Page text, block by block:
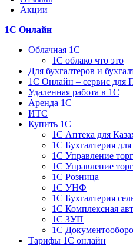
Акции
1С Онлайн
Облачная 1С
1C облако что это
Для бухгалтеров и
1C Онлайн – сервис для
Удаленная работа в 1С
Аренда 1С
ИТС
Купить 1С
1С Аптека для
1С Бухгалтерия для
1С Управление
1С Управление
1С Розница
1С УНФ
1С Бухгалтерия
1С Комплексная
1С ЗУП
1С
Тарифы 1С онлайн